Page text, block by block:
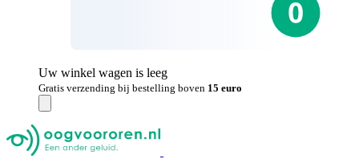
Uw winkel wagen is leeg
Gratis verzending bij bestelling boven 15 euro